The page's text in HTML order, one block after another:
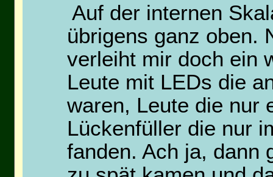
Auf der internen
übrigens ganz oben.
verleiht mir doch ein
Leute mit LEDs die
waren, Leute die nur
Lückenfüller die nur
fanden. Ach ja, dann